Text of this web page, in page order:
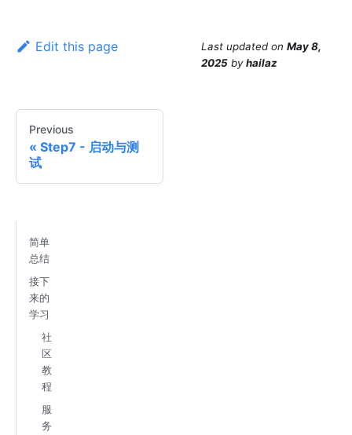
Edit this page Last updated on May 8,
2025 byhailaz
Previous
Step7 - 启动与测
试
简单
总结
接下
来的
学习
社
区
教
程
服
务